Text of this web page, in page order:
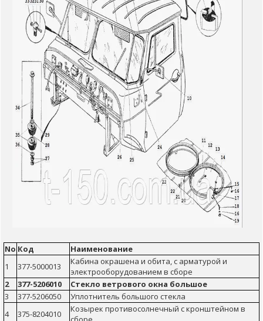
No Код
Наименование
1
377-5000013
Кабина окрашена и обита, с арматурой и
электрооборудованием в сборе
2
377-5206010
Стекло ветрового окна большое
3
377-5206050
Уплотнитель большого стекла
4
375-8204010
Козырек противосолнечный с кронштейном в